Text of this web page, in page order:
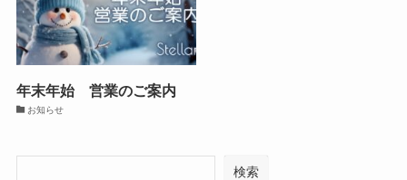
年末年始 営業のご案内
お知らせ
検索